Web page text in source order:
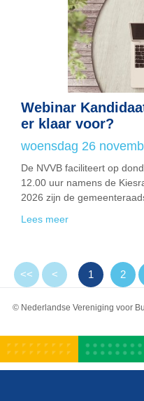
Webinar
er klaar voor?
woensdag 26
De NVVB faciliteert op
12.00 uur namens de
2026 zijn de
Lees meer
<< < 1 2
© Nederlandse Vereniging voor